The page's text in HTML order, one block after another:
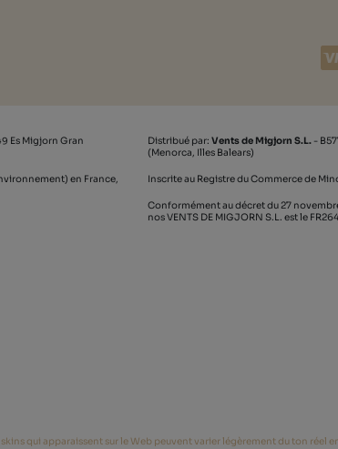
Es Migjorn Gran
en France,
Distribué par: Vents de Migjorn S.L. -
(Menorca, Illes Balears)
Inscrite au Registre du Commerce de
Conformément au décret du 27
nos VENTS DE MIGJORN S.L. est le
skins qui apparaissent sur le Web peuvent varier légèrement du ton réel